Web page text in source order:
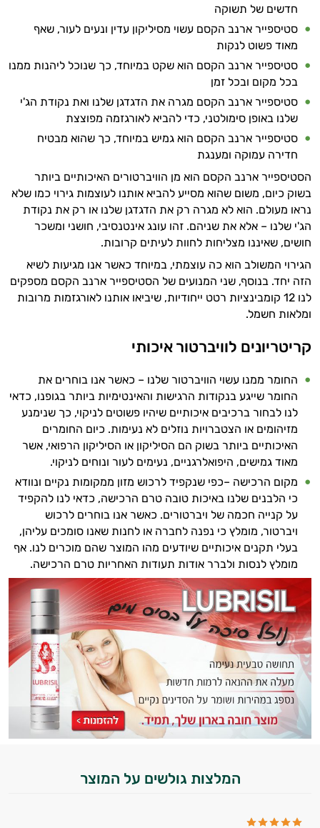
חדשים של תשוקה
סטיספייר ארנב הקסם עשוי מסיליקון עדין ונעים לעור, שאף
מאוד פשוט לנקות
סטיספייר ארנב הקסם הוא שקט במיוחד, כך שנוכל ליהנות ממנו
בכל מקום ובכל זמן
סטיספייר ארנב הקסם מגרה את הדגדגן שלנו ואת נקודת הג'י
שלנו באופן סימולטני, כדי להביא לאורגזמה מפוצצת
סטיספייר ארנב הקסם הוא גמיש במיוחד, כך שהוא מבטיח
חדירה עמוקה ומענגת
הסטיספייר ארנב הקסם הוא מן הוויברטורים האיכותיים ביותר
בשוק כיום, משום שהוא מסייע להביא אותנו לעוצמות גירוי כמו שלא
נראו מעולם. הוא לא מגרה רק את הדגדגן שלנו או רק את נקודת
הג'י שלנו – אלא את שניהם. זהו עונג אינטנסיבי, חושני ומשכר
חושים, שאיננו מצליחות לחוות לעיתים קרובות.
הגירוי המשולב הוא כה עוצמתי, במיוחד כאשר אנו מגיעות לשיא
הזה יחד. בנוסף, שני המנועים של הסטיספייר ארנב הקסם מספקים
לנו 12 קומבינציות רטט ייחודיות, שיביאו אותנו לאורגזמות מרובות
ומלאות חשמל.
קריטריונים לוויברטור איכותי
החומר ממנו עשוי הוויברטור שלנו – כאשר אנו בוחרים את
החומר שייגע בנקודות הרגישות והאינטימיות ביותר בגופנו, כדאי
לנו לבחור ברכיבים איכותיים שיהיו פשוטים לניקוי, כך שנימנע
מזיהומים או הצטברויות נוזלים לא נעימות. כיום החומרים
האיכותיים ביותר בשוק הם הסיליקון או הסיליקון הרפואי, אשר
מאוד גמישים, היפואלרגניים, נעימים לעור ונוחים לניקוי.
מקום הרכישה –כפי שנקפיד לרכוש מזון ממקומות נקיים ונוודא
כי הלבנים שלנו באיכות טובה טרם הרכישה, כדאי לנו להקפיד
על קנייה חכמה של ויברטורים. כאשר אנו בוחרים לרכוש
ויברטור, מומלץ כי נפנה לחברה או לחנות שאנו סומכים עליהן,
בעלי תקנים איכותיים שיודעים מהו המוצר שהם מוכרים לנו. אף
מומלץ לנסות ולברר אודות תעודות האחריות טרם הרכישה.
המלצות גולשים על המוצר
היי,
התשובות שלי מבוססות על מאגרי מידע קליניים
ותזונת הספורט.